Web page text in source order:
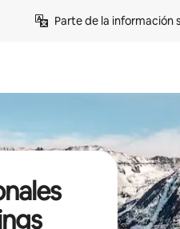
Parte de la